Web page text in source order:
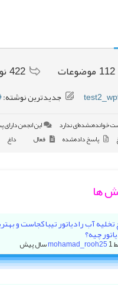
112 موضوعات 422
جدیدترین نوشته:
خوانده‌نشده‌ای ندارد
این انجمن
پاسخ داده‌شده فعال داغ
ها
تخلیه آب رادیاتور تیبا کجاست و
چیه؟
mohamad_rooh251 سال پیش